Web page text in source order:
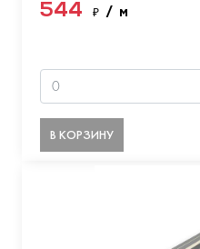
544 ₽ / м
В КОРЗИНУ